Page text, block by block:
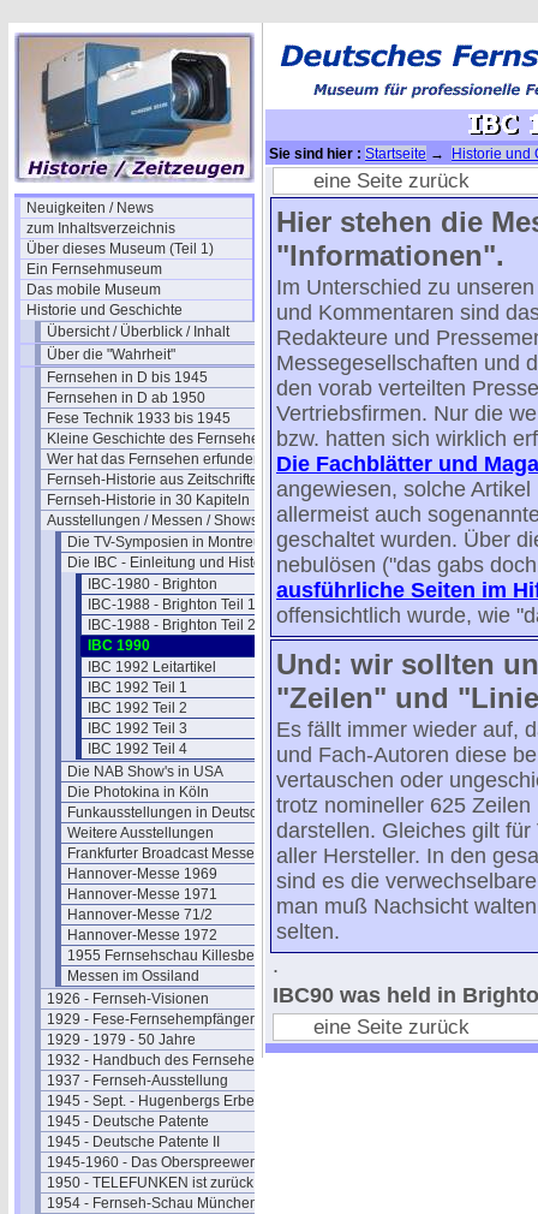
Neuigkeiten / News
zum Inhaltsverzeichnis
Über dieses Museum (Teil 1)
Ein Fernsehmuseum
Das mobile Museum
Historie und Geschichte
Übersicht / Überblick / Inhalt
Über die "Wahrheit"
Fernsehen in D bis 1945
Fernsehen in D ab 1950
Fese Technik 1933 bis 1945
Kleine Geschichte des Fernsehens
Wer hat das Fernsehen erfunden?
Fernseh-Historie aus Zeitschriften
Fernseh-Historie in 30 Kapiteln
Ausstellungen / Messen / Shows
Die TV-Symposien in Montreux
Die IBC - Einleitung und Historie
IBC-1980 - Brighton
IBC-1988 - Brighton Teil 1
IBC-1988 - Brighton Teil 2+3
IBC 1990
IBC 1992 Leitartikel
IBC 1992 Teil 1
IBC 1992 Teil 2
IBC 1992 Teil 3
IBC 1992 Teil 4
Die NAB Show's in USA
Die Photokina in Köln
Funkausstellungen in Deutschland
Weitere Ausstellungen
Frankfurter Broadcast Messen
Hannover-Messe 1969
Hannover-Messe 1971
Hannover-Messe 71/2
Hannover-Messe 1972
1955 Fernsehschau Killesberg
Messen im Ossiland
1926 - Fernseh-Visionen
1929 - Fese-Fernsehempfänger
1929 - 1979 - 50 Jahre
1932 - Handbuch des Fernsehens
1937 - Fernseh-Ausstellung
1945 - Sept. - Hugenbergs Erbe
1945 - Deutsche Patente
1945 - Deutsche Patente II
1945-1960 - Das Oberspreewerk
1950 - TELEFUNKEN ist zurück
1954 - Fernseh-Schau München
Sie sind hier : Startseite →
Historie und
Einleitung und Historie→ IBC 1990
eine Seite zurück
Hier stehen die
"Informationen".
Im Unterschied zu
und Kommentaren sind
Redakteure und
Messegesellschaften und
den vorab verteilten
Vertriebsfirmen. Nur die
bzw. hatten sich wirklich
Die Fachblätter und
angewiesen, solche
allermeist auch
geschaltet wurden. Über
nebulösen ("das gabs
ausführliche Seiten im
offensichtlich wurde, wie
Und: wir sollten
"Zeilen" und
Es fällt immer wieder auf,
und Fach-Autoren diese
vertauschen oder
trotz nomineller 625
darstellen. Gleiches gilt
aller Hersteller. In den
sind es die
man muß Nachsicht
selten.
.
IBC90 was held in
eine Seite zurück